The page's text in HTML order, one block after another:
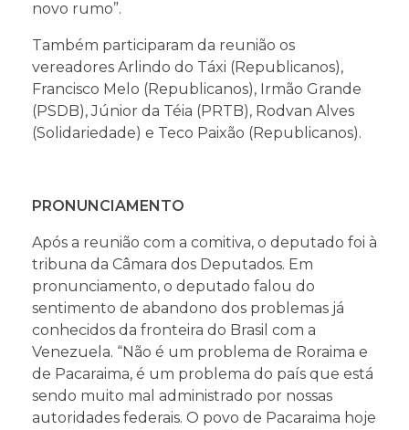
novo rumo”.
Também participaram da reunião os
vereadores Arlindo do Táxi (Republicanos),
Francisco Melo (Republicanos), Irmão Grande
(PSDB), Júnior da Téia (PRTB), Rodvan Alves
(Solidariedade) e Teco Paixão (Republicanos).
PRONUNCIAMENTO
Após a reunião com a comitiva, o deputado foi à
tribuna da Câmara dos Deputados. Em
pronunciamento, o deputado falou do
sentimento de abandono dos problemas já
conhecidos da fronteira do Brasil com a
Venezuela. “Não é um problema de Roraima e
de Pacaraima, é um problema do país que está
sendo muito mal administrado por nossas
autoridades federais. O povo de Pacaraima hoje